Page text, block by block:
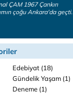
ÇAM 1967 Çankırı
çoğu Ankara'da geçti.
Edebiyat (18)
Gündelik Yaşam (1)
Deneme (1)